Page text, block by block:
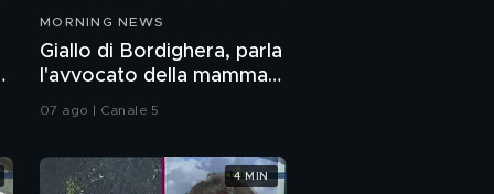
Focaccine ripiene di
ricotta e alici
stelle
MORNING NEWS
Giallo di Bordighera, parla
l'avvocato della mamma
di Beatrice
07 ago | Canale 5
4 MIN